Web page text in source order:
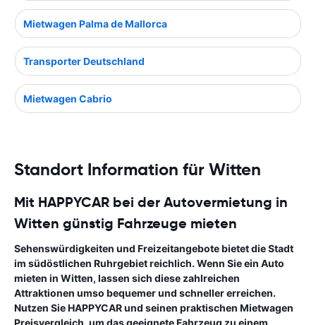
Mietwagen Palma de Mallorca
Transporter Deutschland
Mietwagen Cabrio
Standort Information für Witten
Mit HAPPYCAR bei der Autovermietung in
Witten günstig Fahrzeuge mieten
Sehenswürdigkeiten und Freizeitangebote bietet die Stadt
im südöstlichen Ruhrgebiet reichlich. Wenn Sie ein Auto
mieten in Witten, lassen sich diese zahlreichen
Attraktionen umso bequemer und schneller erreichen.
Nutzen Sie HAPPYCAR und seinen praktischen Mietwagen